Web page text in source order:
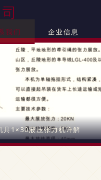
我们 企业信息
具1×30液压张力机详解